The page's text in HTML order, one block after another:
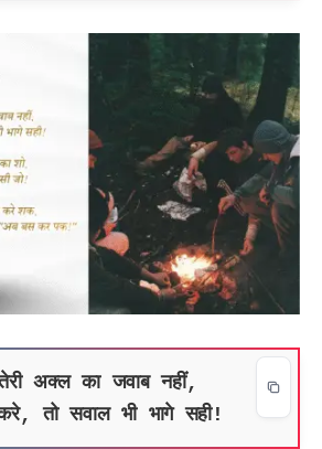
अक्ल का जवाब नहीं,
तो सवाल भी भागे सही!